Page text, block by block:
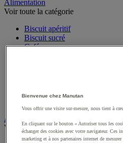
Alimentation
Biscuit apéritif
Biscuit sucré
Sucre et agitateur café
Thé et infusion
Art de la table
Voir toute la catégorie
Bienvenue chez Manutan
Vous offrir une visite sur-mesure, nous tient à
En cliquant sur le bouton « Autoriser tous les
échanger des cookies avec votre navigateur. Ces
marketing et à nos partenaires internet de